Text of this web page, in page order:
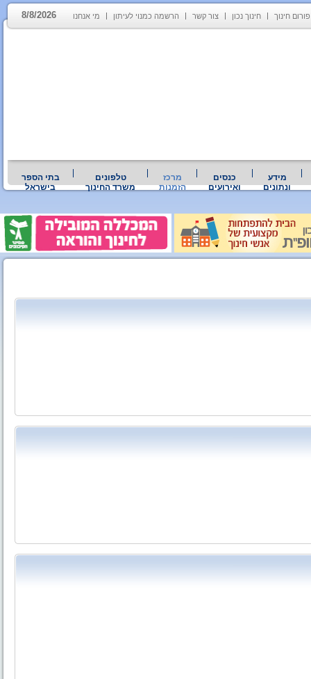
פורום חינוך חינוך נכון צור קשר הרשמה כמנוי לעיתון מי אנחנו 8/8/2026
מידע
ונתונים
כנסים
ואירועים
מרכז
הזמנות
טלפונים
משרד החינוך
בתי הספר
בישראל